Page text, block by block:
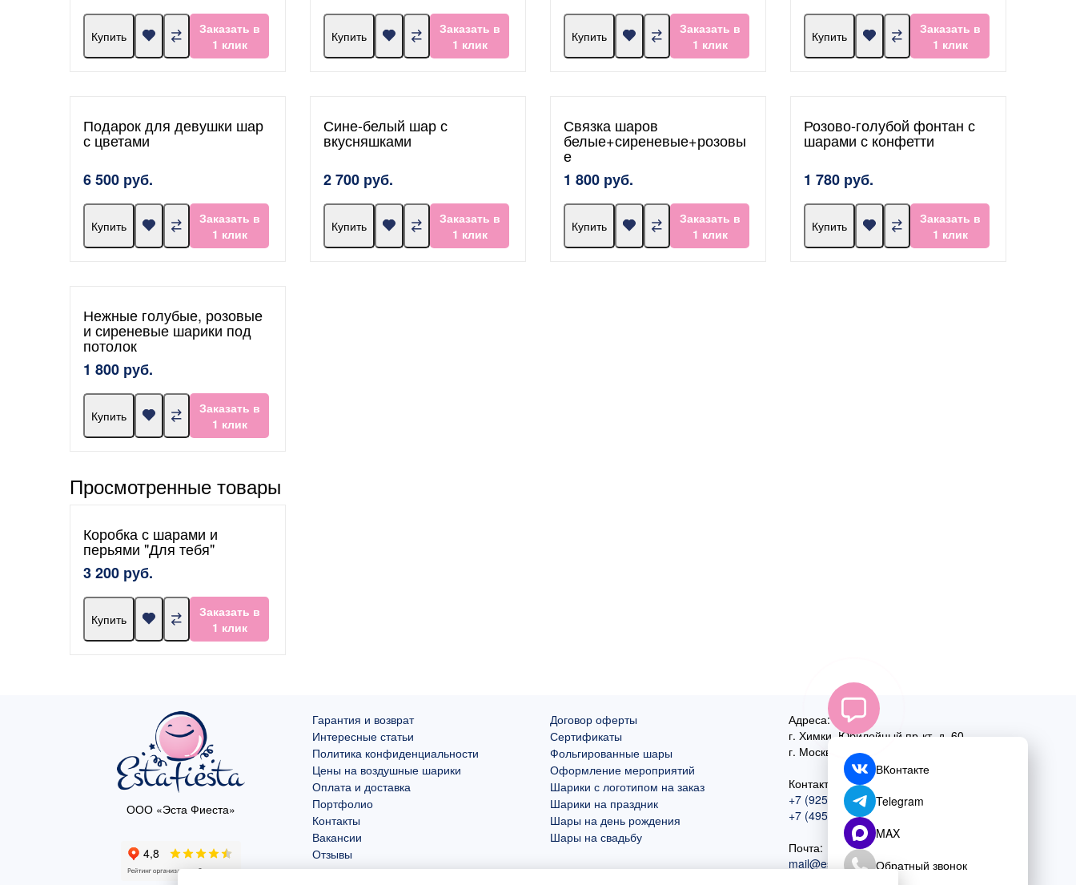
Купить
Заказать в
1 клик
Купить
Заказать в
1 клик
Купить
Заказать в
1 клик
Купить
Заказать в
1 клик
Подарок для девушки шар
с цветами
6 500 руб.
Купить
Заказать в
1 клик
Сине-белый шар с
вкусняшками
2 700 руб.
Купить
Заказать в
1 клик
Связка шаров
белые+сиреневые+розовы
е
1 800 руб.
Купить
Заказать в
1 клик
Розово-голубой фонтан с
шарами с конфетти
1 780 руб.
Купить
Заказать в
1 клик
Нежные голубые, розовые
и сиреневые шарики под
потолок
1 800 руб.
Купить
Заказать в
1 клик
Просмотренные товары
Коробка с шарами и
перьями "Для тебя"
3 200 руб.
Купить
Заказать в
1 клик
ООО «Эста Фиеста»
Гарантия и возврат
Интересные статьи
Политика конфиденциальности
Цены на воздушные шарики
Оплата и доставка
Портфолио
Контакты
Вакансии
Отзывы
Договор оферты
Сертификаты
Фольгированные шары
Оформление мероприятий
Шарики с логотипом на заказ
Шарики на праздник
Шары на день рождения
Шары на свадьбу
Адреса:
г. Химки, Юбилейный пр-кт, д. 60
г. Москва
ул. Перовская, д. 59
Контактный номер:
+7 (925) 585-74-27
+7 (495) 970-44-75
Почта:
mail@esta-fiesta.ru
ВКонтакте
Telegram
MAX
Обратный звонок